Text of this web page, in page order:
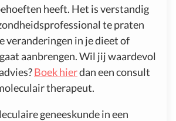
heeft. Het is verstandig
te praten
veranderingen in je dieet of
aanbrengen. Wil jij waardevol
Boek hierdan een consult
therapeut.
geneeskunde in een